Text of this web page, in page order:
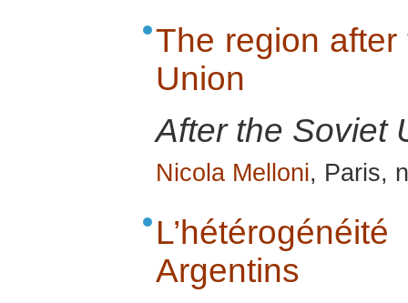
The region
Union
After the Soviet
Nicola Melloni, Paris,
Argentins